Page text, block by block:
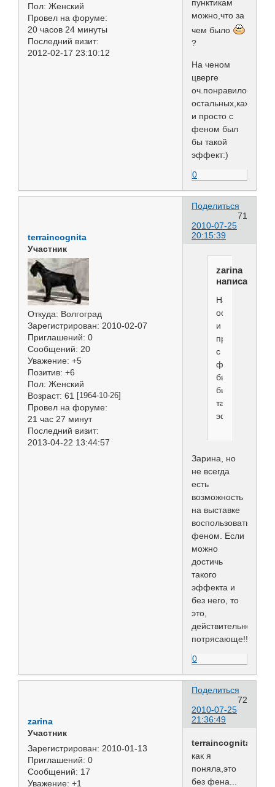
Пол: Женский
Провел на форуме:
20 часов 24 минуты
Последний визит:
2012-02-17 23:10:12
пунктикам
можно,что за
чем было
?
На ченом
цверге
оч.понравилось.На
остальных,кажется
и просто с
феном был
бы такой
эффект:)
0
Поделиться
71
2010-07-25
20:15:39
terraincognita
Участник
Откуда: Волгоград
Зарегистрирован: 2010-02-07
Приглашений: 0
Сообщений: 20
Уважение: +5
Позитив: +6
Пол: Женский
Возраст: 61 [1964-10-26]
Провел на форуме:
21 час 27 минут
Последний визит:
2013-04-22 13:44:57
zarina
написал(а):
На
и
просто
с
феном
был
бы
такой
эффект:)
Зарина, но
не всегда
есть
возможность
на выставке
воспользоваться
феном. Если
можно
достичь
такого
эффекта и
без него, то
это,
действительно,
потрясающе!!!
0
Поделиться
72
2010-07-25
21:36:49
zarina
Участник
Зарегистрирован: 2010-01-13
Приглашений: 0
Сообщений: 17
Уважение: +1
terraincognita
как я
поняла,это
без фена...